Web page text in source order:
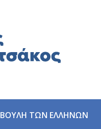
ΒΟΥΛΗ ΤΩΝ ΕΛΛΗΝΩΝ